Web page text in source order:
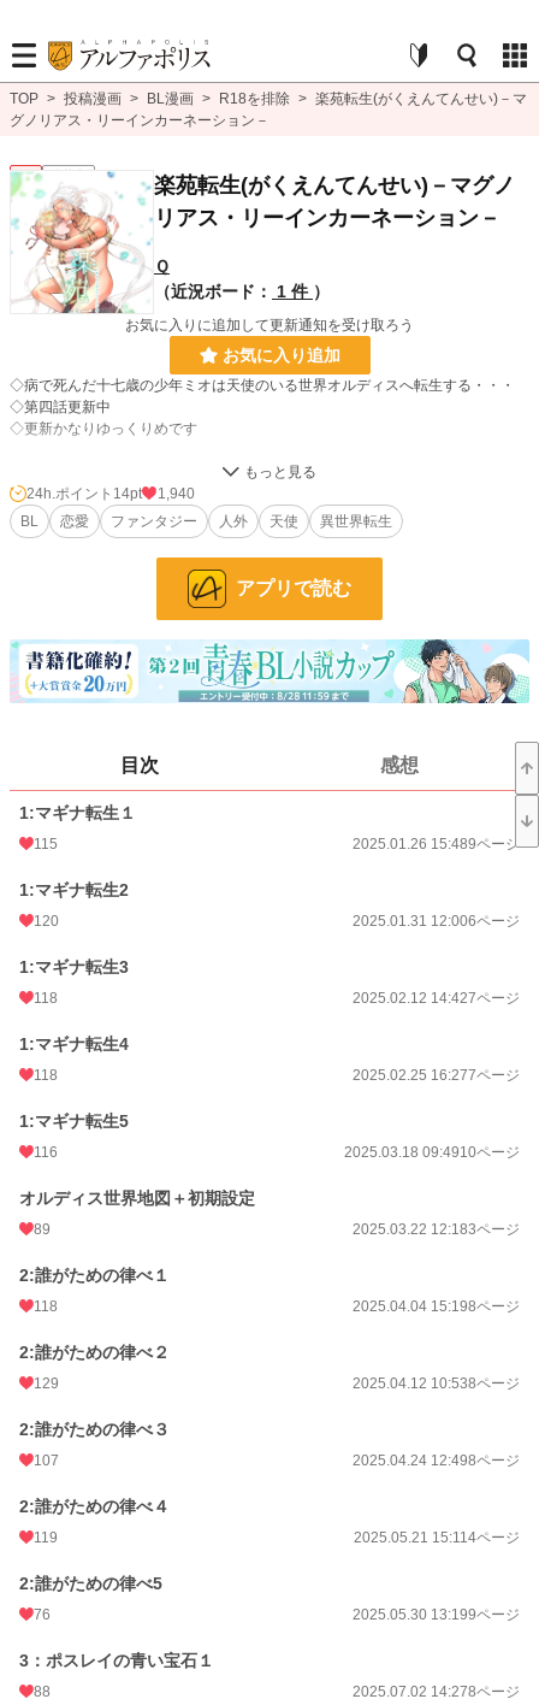
TOP > 投稿漫画 > BL漫画 > R18を排除 > 楽苑転生(がくえんてんせい)－マ
グノリアス・リーインカーネーション－
BL
楽苑転生(がくえんてんせい)－マグノ
リアス・リーインカーネーション－
Ｑ
（近況ボード：
1 件 ）
お気に入りに追加して更新通知を受け取ろう
お気に入り追加
◇病で死んだ十七歳の少年ミオは天使のいる世界オルディスへ転生する・・・
◇第四話更新中
◇更新かなりゆっくりめです
BL 95 位 / 1,080 件
ページ数 130
更新日時 2026.04.03 10:44
28 pt (338 位)
月間ポイント 210 pt (279 位)
累計ポイント 36,559 pt (404 位)
24h.ポイント 14pt
1,940
BL
恋愛 ファンタジー 人外 天使 異世界転生
アプリで読む
目次 感想
1:マギナ転生１
115 2025.01.26 15:489ページ
1:マギナ転生2
120 2025.01.31 12:006ページ
1:マギナ転生3
118 2025.02.12 14:427ページ
1:マギナ転生4
118 2025.02.25 16:277ページ
1:マギナ転生5
116 2025.03.18 09:4910ページ
オルディス世界地図＋初期設定
89 2025.03.22 12:183ページ
2:誰がための律べ１
118 2025.04.04 15:198ページ
2:誰がための律べ２
129 2025.04.12 10:538ページ
2:誰がための律べ３
107 2025.04.24 12:498ページ
2:誰がための律べ４
119 2025.05.21 15:114ページ
2:誰がための律べ5
76 2025.05.30 13:199ページ
3：ポスレイの青い宝石１
88 2025.07.02 14:278ページ